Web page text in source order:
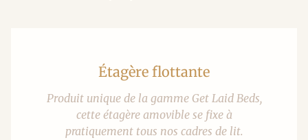
Étagère flottante
Produit unique de la gamme Get Laid Beds,
cette étagère amovible se fixe à
pratiquement tous nos cadres de lit.